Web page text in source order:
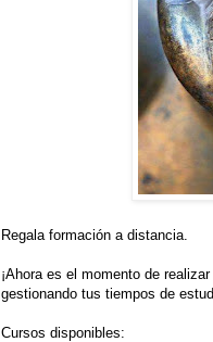
Regala formación a distancia.
¡Ahora es el momento de
gestionando tus tiempos de
Cursos disponibles: